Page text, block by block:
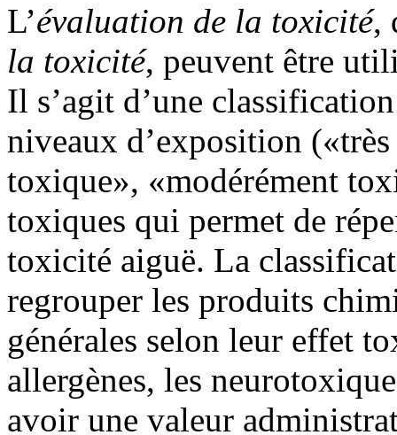
L’évaluation de la toxicité,
la toxicité, peuvent être
Il s’agit d’une
niveaux d’exposition
toxique», «modérément
toxiques qui permet de
toxicité aiguë. La
regrouper les produits
générales selon leur effet
allergènes, les
avoir une valeur